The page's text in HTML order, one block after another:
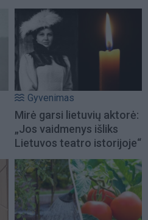
Gyvenimas
Mirė garsi lietuvių aktorė:
„Jos vaidmenys išliks
Lietuvos teatro istorijoje“